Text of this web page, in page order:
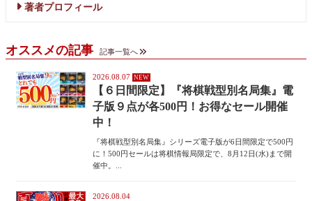
著者プロフィール
オススメの記事 記事一覧へ
2026.08.07
【６日間限定】『将棋戦型別名局集』電
子版９点が各500円！お得なセール開催
中！
『将棋戦型別名局集』シリーズ電子版が6日間限定で500円
に！500円セールは将棋情報局限定で、8月12日(水)まで開
催中。...
2026.08.04